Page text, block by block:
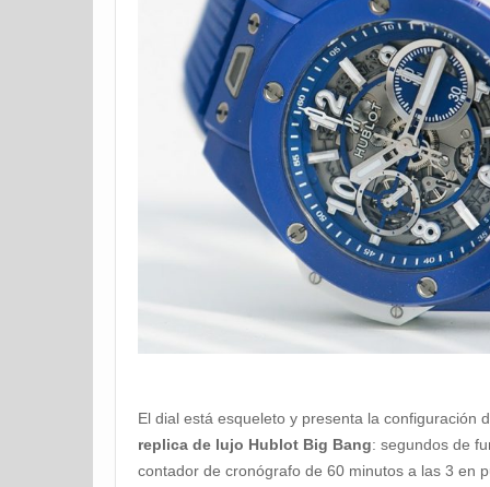
El dial está esqueleto y presenta la configuración
replica de lujo Hublot Big Bang: segundos de
contador de cronógrafo de 60 minutos a las 3 en